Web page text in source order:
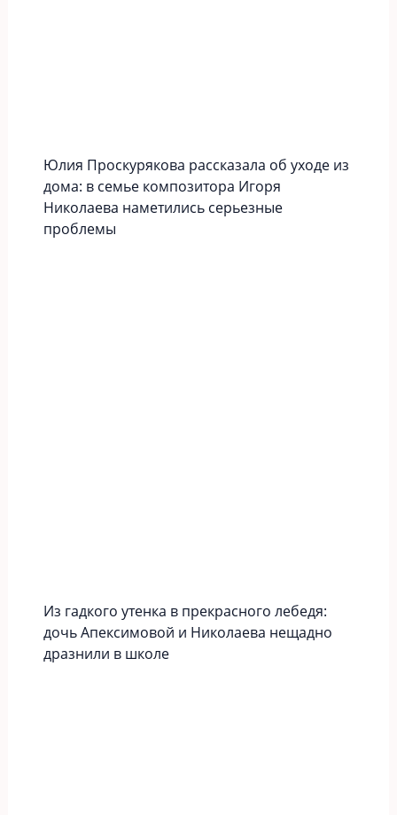
Юлия Проскурякова рассказала об уходе из
дома: в семье композитора Игоря
Николаева наметились серьезные
проблемы
Из гадкого утенка в прекрасного лебедя:
дочь Апексимовой и Николаева нещадно
дразнили в школе